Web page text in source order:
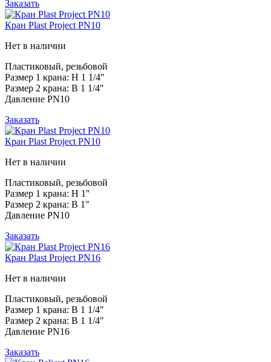
Заказать
Кран Plast Project PN10
Нет в наличии
Пластиковый, резьбовой
Размер 1 крана: Н 1 1/4"
Размер 2 крана: В 1 1/4"
Давление PN10
Заказать
Кран Plast Project PN10
Нет в наличии
Пластиковый, резьбовой
Размер 1 крана: Н 1"
Размер 2 крана: В 1"
Давление PN10
Заказать
Кран Plast Project PN16
Нет в наличии
Пластиковый, резьбовой
Размер 1 крана: В 1 1/4"
Размер 2 крана: В 1 1/4"
Давление PN16
Заказать